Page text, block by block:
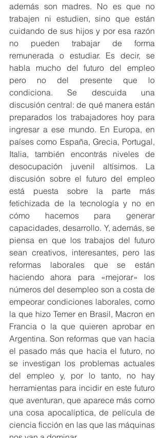
además son madres. No es que no
trabajen ni estudien, sino que están
cuidando de sus hijos y por esa razón
no pueden trabajar de forma
remunerada o estudiar. Es decir, se
habla mucho del futuro del empleo
pero no del presente que lo
condiciona. Se descuida una
discusión central: de qué manera están
preparados los trabajadores hoy para
ingresar a ese mundo. En Europa, en
países como España, Grecia, Portugal,
Italia, también encontrás niveles de
desocupación juvenil altísimos. La
discusión sobre el futuro del empleo
está puesta sobre la parte más
fetichizada de la tecnología y no en
cómo hacemos para generar
capacidades, desarrollo. Y, además, se
piensa en que los trabajos del futuro
sean creativos, interesantes, pero las
reformas laborales que se están
haciendo ahora para «mejorar» los
números del desempleo son a costa de
empeorar condiciones laborales, como
la que hizo Temer en Brasil, Macron en
Francia o la que quieren aprobar en
Argentina. Son reformas que van hacia
el pasado más que hacia el futuro, no
se investigan los problemas actuales
del empleo y, por lo tanto, no hay
herramientas para incidir en este futuro
que aventuran, que aparece más como
una cosa apocalíptica, de película de
ciencia ficción en las que las máquinas